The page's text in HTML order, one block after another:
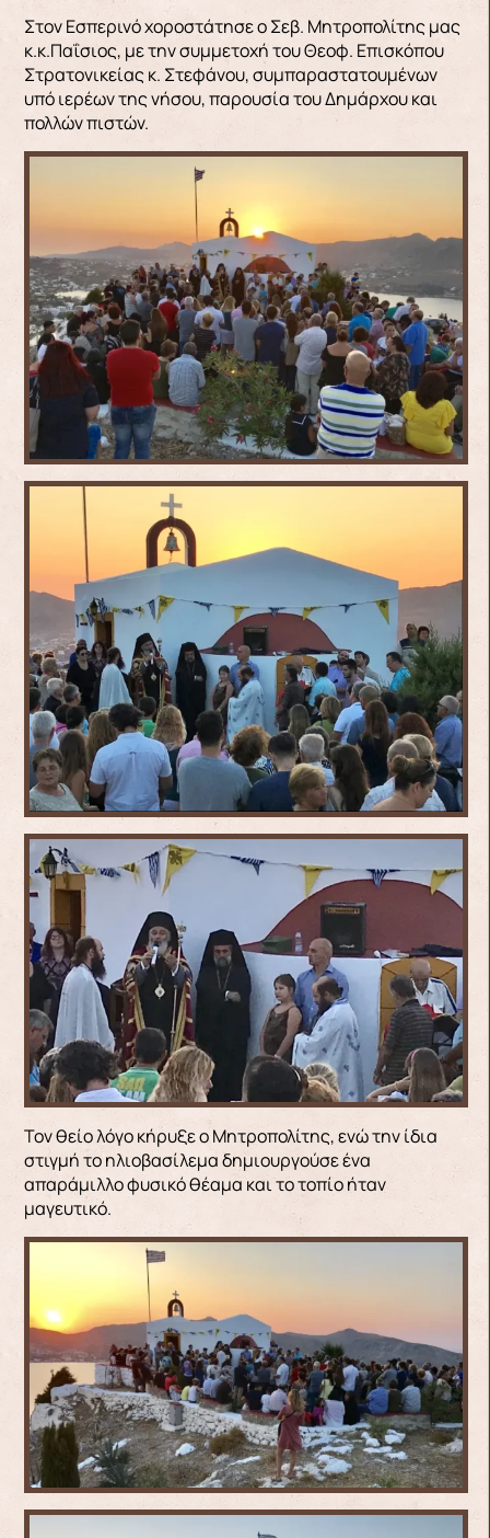
Στον Εσπερινό χοροστάτησε ο Σεβ. Μητροπολίτης μας
κ.κ.Παΐσιος, με την συμμετοχή του Θεοφ. Επισκόπου
Στρατονικείας κ. Στεφάνου, συμπαραστατουμένων
υπό ιερέων της νήσου, παρουσία του Δημάρχου και
πολλών πιστών.
Τον θείο λόγο κήρυξε ο Μητροπολίτης, ενώ την ίδια
στιγμή το ηλιοβασίλεμα δημιουργούσε ένα
απαράμιλλο φυσικό θέαμα και το τοπίο ήταν
μαγευτικό.